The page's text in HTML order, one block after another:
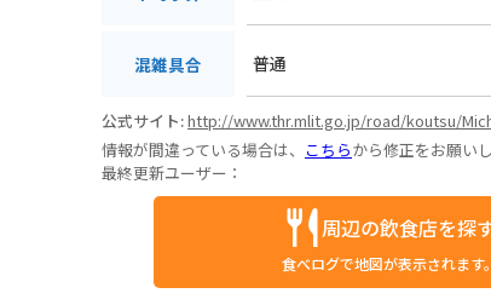
混雑具合 普通
公式サイト:http://www.thr.mlit.go.jp/road/koutsu/
情報が間違っている場合は、 こちらから修正をお願いし
最終更新ユーザー：
周辺の飲食店を探
食べログで地図が表示されます。